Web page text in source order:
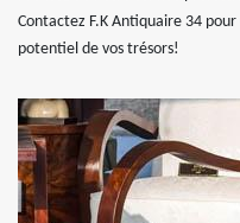
Contactez F.K Antiquaire 34
potentiel de vos trésors!